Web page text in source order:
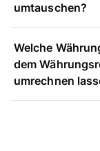
umtauschen?
Welche
dem
umrechnen